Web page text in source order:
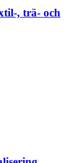
, trä- och